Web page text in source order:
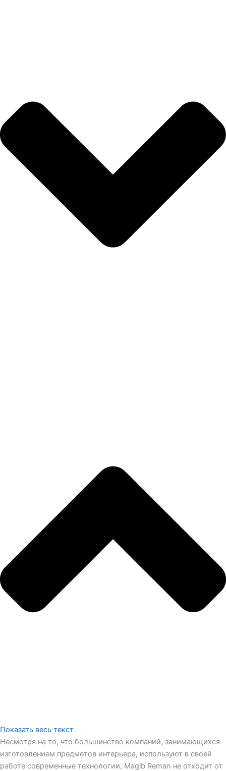
Показать весь текст
Несмотря на то, что большинство компаний, занимающихся
изготовлением предметов интерьера, используют в своей
работе современные технологии, Magib Reman не отходит от